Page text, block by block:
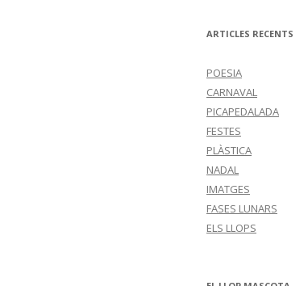
ARTICLES RECENTS
POESIA
CARNAVAL
PICAPEDALADA
FESTES
PLÀSTICA
NADAL
IMATGES
FASES LUNARS
ELS LLOPS